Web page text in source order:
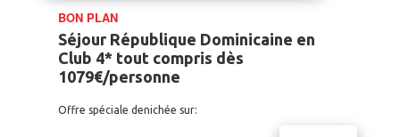
BON PLAN
Séjour République Dominicaine en
Club 4* tout compris dès
1079€/personne
Offre spéciale denichée sur: